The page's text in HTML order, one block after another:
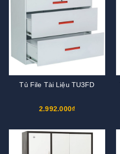
Tủ File Tài Liệu TU3FD
2.992.000₫